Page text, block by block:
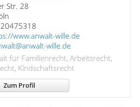
Str. 28
www.anwalt-wille.de
wille.de
für Familienrecht, Arbeitsrecht,
Kindschaftsrecht
Zum Profil